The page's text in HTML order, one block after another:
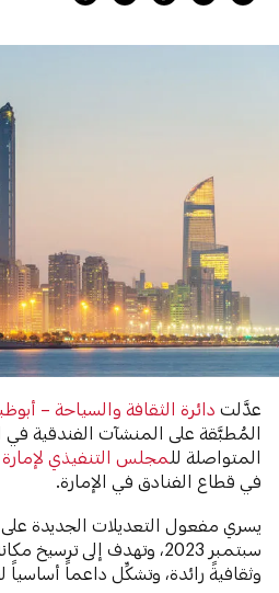
عدَّلتدائرة الثقافة والسياحة – أبوظبي
المُطبَّقة على المنشآت الفندقية في
المتواصلة للمجلس التنفيذي لإمارة
في قطاع الفنادق في الإمارة.
سبتمبر 2023، وتهدف إلى
وثقافيةً رائدة، وتشكِّل داعماً أساسياً